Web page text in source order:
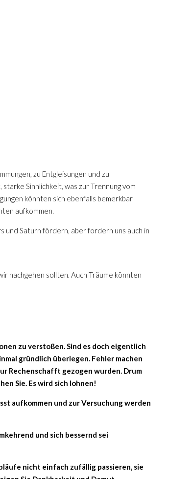
zu Entgleisungen und zu
Sinnlichkeit, was zur Trennung vom
könnten sich ebenfalls bemerkbar
aufkommen.
und Saturn fördern, aber fordern uns auch in
nachgehen sollten. Auch Träume könnten
zu verstoßen. Sind es doch eigentlich
gründlich überlegen. Fehler machen
Rechenschafft gezogen wurden. Drum
Sie. Es wird sich lohnen!
aufkommen und zur Versuchung werden
und sich bessernd sei
nicht einfach zufällig passieren, sie